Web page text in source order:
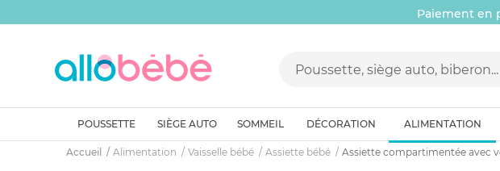
Paiement en
POUSSETTE SIÈGE AUTO SOMMEIL DÉCORATION ALIMENTATION
Accueil Alimentation Vaisselle bébé Assiette bébé Assiette compartimentée avec